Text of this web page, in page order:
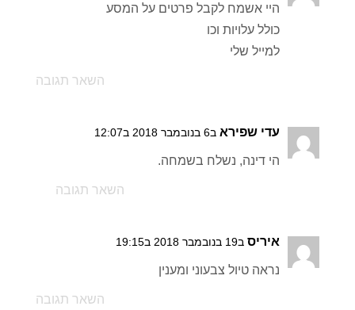
היי אשמח לקבל פרטים על המסע
כולל עלויות וכו
למייל שלי
השאר תגובה
עדי שפירא ב6 בנובמבר 2018 ב12:07
הי דינה, נשלח בשמחה.
השאר תגובה
איריס ב19 בנובמבר 2018 ב19:15
נראה טיול צבעוני ומענין
השאר תגובה